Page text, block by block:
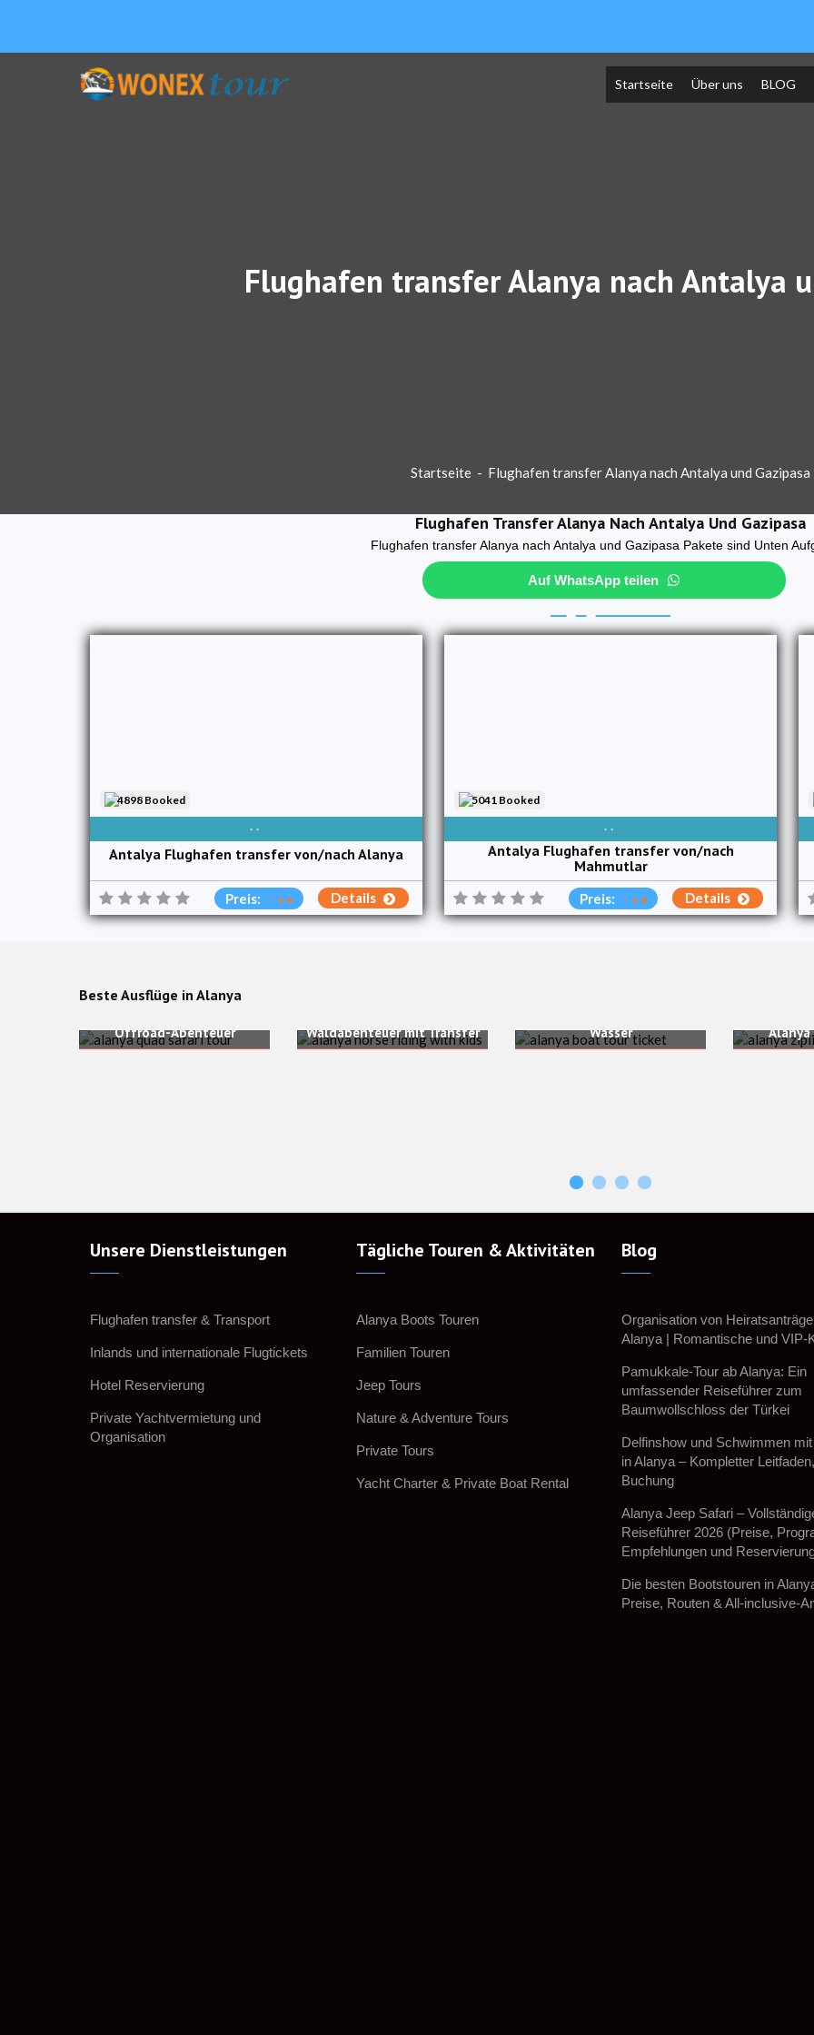
Startseite Über uns BLOG
Flughafen transfer Alanya nach Antalya
Startseite - Flughafen transfer Alanya nach Antalya und Gazipasa
Flughafen Transfer Alanya Nach Antalya Und Gazipasa
Flughafen transfer Alanya nach Antalya und Gazipasa Pakete sind Unten
Auf WhatsApp teilen
TÄGLICH VERFÜGBAR
Antalya Flughafen transfer von/nach Alanya
4898 Booked
Preis: Details
TÄGLICH VERFÜGBAR
Antalya Flughafen transfer von/nach
Mahmutlar
5041 Booked
Preis: Details
Beste Ausflüge in Alanya
Alanya Quad-Safari-Tour
Offroad-Abenteuer
Waldabenteuer mit Transfer
Wasser
Unsere Dienstleistungen
Flughafen transfer & Transport
Inlands und internationale Flugtickets
Hotel Reservierung
Private Yachtvermietung und
Organisation
Tägliche Touren & Aktivitäten
Alanya Boots Touren
Familien Touren
Jeep Tours
Nature & Adventure Tours
Private Tours
Yacht Charter & Private Boat Rental
Blog
Organisation von
Alanya | Romantische und VIP-
Pamukkale-Tour ab Alanya: Ein
umfassender Reiseführer zum
Baumwollschloss der Türkei
Delfinshow und Schwimmen
in Alanya – Kompletter
Buchung
Alanya Jeep Safari –
Reiseführer 2026 (Preise,
Empfehlungen und
Die besten Bootstouren in
Preise, Routen & All-inclusive-